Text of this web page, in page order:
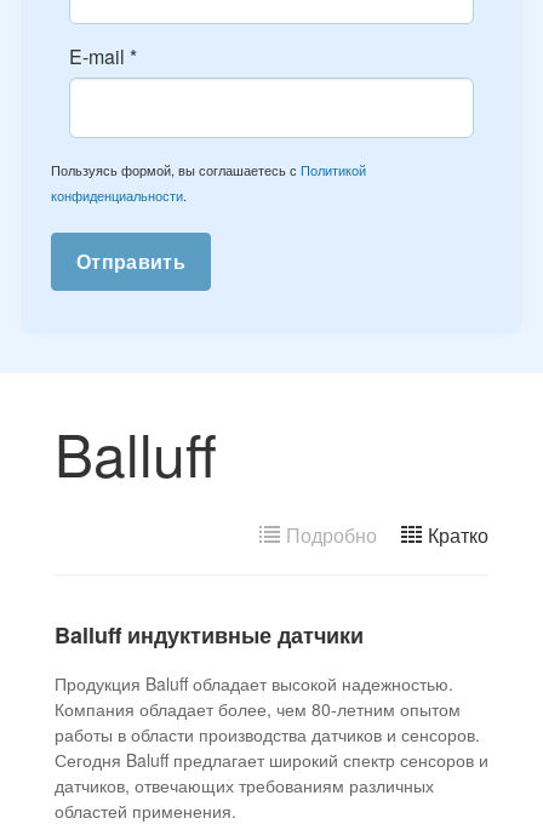
E-mail *
Пользуясь формой, вы соглашаетесь с Политикой
конфиденциальности.
Balluff
Подробно Кратко
Balluff индуктивные датчики
Продукция Baluff обладает высокой надежностью.
Компания обладает более, чем 80-летним опытом
работы в области производства датчиков и сенсоров.
Сегодня Baluff предлагает широкий спектр сенсоров и
датчиков, отвечающих требованиям различных
областей применения.